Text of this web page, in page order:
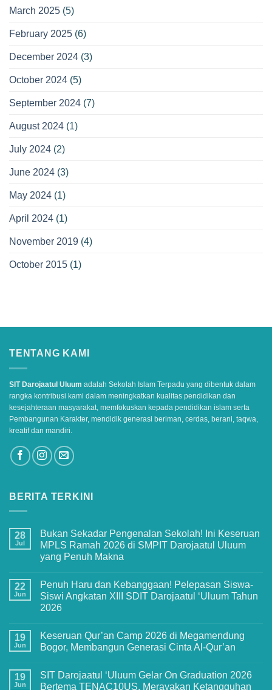
March 2025 (5)
February 2025 (6)
December 2024 (3)
October 2024 (5)
September 2024 (7)
August 2024 (1)
July 2024 (2)
June 2024 (3)
May 2024 (1)
April 2024 (1)
November 2019 (4)
October 2015 (1)
TENTANG KAMI
SIT Darojaatul Uluum adalah Sekolah Islam Terpadu yang dibentuk dalam
rangka kontribusi kami dalam meningkatkan kualitas pendidikan dan
kesejahteraan masyarakat, memfokuskan kepada pendidikan islam serta
Pembangunan Karakter, mendidik generasi beriman, cerdas, berani, taqwa,
kreatif dan mandiri.
BERITA TERKINI
28
Jul
Bukan Sekadar Pengenalan Sekolah! Ini Keseruan
MPLS Ramah 2026 di SMPIT Darojaatul Uluum
yang Penuh Makna
on
Bukan
Sekadar
Pengenalan
Keseruan
MPLS
Ramah
SMPIT
Darojaatul
Uluum
22
Jun
Penuh Haru dan Kebanggaan! Pelepasan Siswa-
Siswi Angkatan XIII SDIT Darojaatul ‘Uluum Tahun
2026
on
Penuh
Haru
Pelepasan
Siswa-
19
Jun
Keseruan Qur’an Camp 2026 di Megamendung
Bogor, Membangun Generasi Cinta Al-Qur’an
on
Keseruan
19
Jun
SIT Darojaatul ‘Uluum Gelar On Graduation 2026
Bertema TENAC10US, Merayakan Ketangguhan